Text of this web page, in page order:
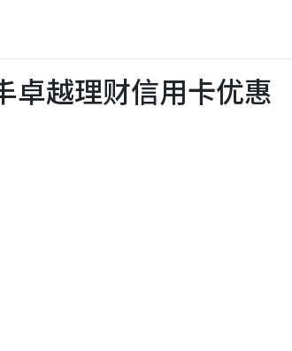
卓越理财信用卡优惠